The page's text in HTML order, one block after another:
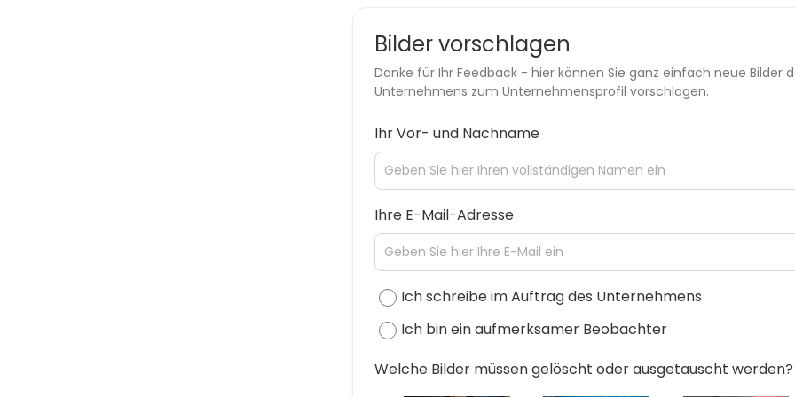
Bilder vorschlagen
Danke für Ihr Feedback - hier können Sie ganz einfach neue Bilder
Unternehmens zum Unternehmensprofil vorschlagen.
Ihr Vor- und Nachname
Ihre E-Mail-Adresse
Ich schreibe im Auftrag des Unternehmens
Ich bin ein aufmerksamer Beobachter
Welche Bilder müssen gelöscht oder ausgetauscht werden?